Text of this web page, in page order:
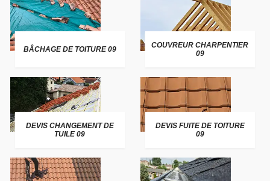
BÂCHAGE DE TOITURE 09
COUVREUR CHARPENTIER
09
DEVIS CHANGEMENT DE
TUILE 09
DEVIS FUITE DE TOITURE
09